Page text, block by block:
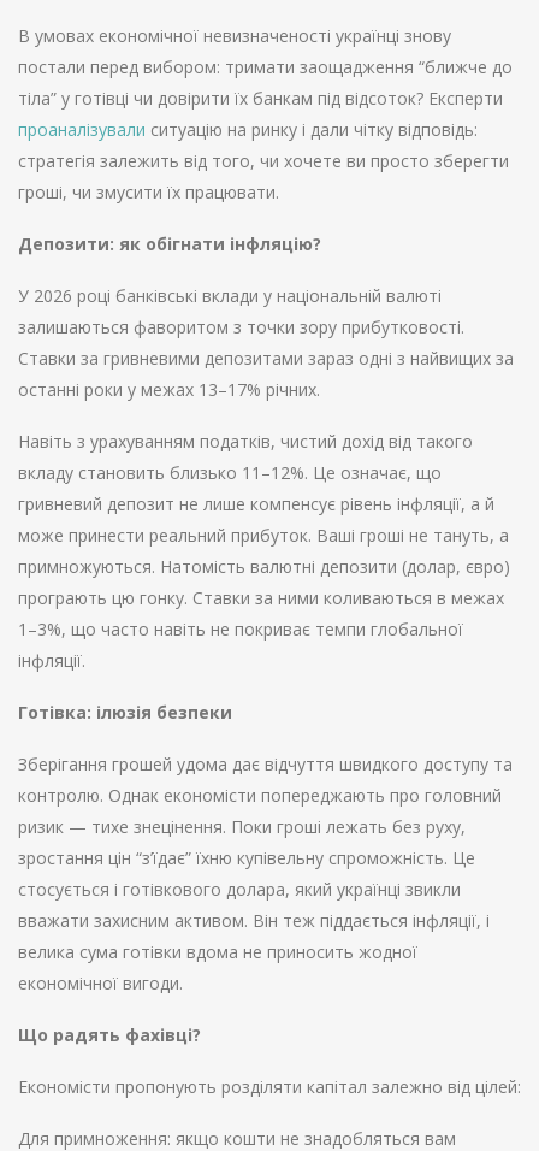
В умовах економічної невизначеності українці знову
постали перед вибором: тримати заощадження “ближче до
тіла” у готівці чи довірити їх банкам під відсоток? Експерти
проаналізували ситуацію на ринку і дали чітку відповідь:
стратегія залежить від того, чи хочете ви просто зберегти
гроші, чи змусити їх працювати.
Депозити: як обігнати інфляцію?
У 2026 році банківські вклади у національній валюті
залишаються фаворитом з точки зору прибутковості.
Ставки за гривневими депозитами зараз одні з найвищих за
останні роки у межах 13–17% річних.
Навіть з урахуванням податків, чистий дохід від такого
вкладу становить близько 11–12%. Це означає, що
гривневий депозит не лише компенсує рівень інфляції, а й
може принести реальний прибуток. Ваші гроші не тануть, а
примножуються. Натомість валютні депозити (долар, євро)
програють цю гонку. Ставки за ними коливаються в межах
1–3%, що часто навіть не покриває темпи глобальної
інфляції.
Готівка: ілюзія безпеки
Зберігання грошей удома дає відчуття швидкого доступу та
контролю. Однак економісти попереджають про головний
ризик — тихе знецінення. Поки гроші лежать без руху,
зростання цін “з’їдає” їхню купівельну спроможність. Це
стосується і готівкового долара, який українці звикли
вважати захисним активом. Він теж піддається інфляції, і
велика сума готівки вдома не приносить жодної
економічної вигоди.
Що радять фахівці?
Економісти пропонують розділяти капітал залежно від цілей:
Для примноження: якщо кошти не знадобляться вам